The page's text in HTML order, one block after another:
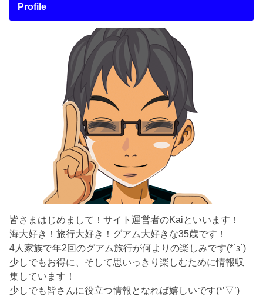
Profile
皆さまはじめまして！サイト運営者のKaiといいます！
海大好き！旅行大好き！グアム大好きな35歳です！
4人家族で年2回のグアム旅行が何よりの楽しみです(*´з`)
少しでもお得に、そして思いっきり楽しむために情報収
集しています！
少しでも皆さんに役立つ情報となれば嬉しいです(*’▽’)